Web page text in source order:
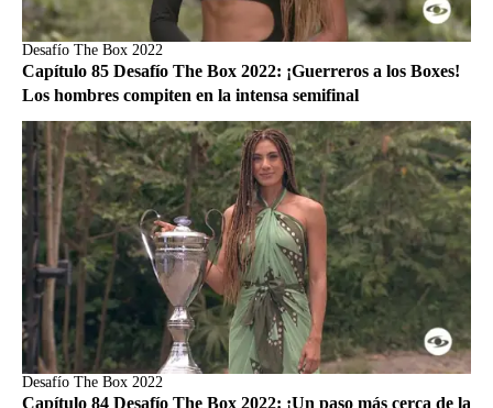
Desafío The Box 2022
Capítulo 85 Desafío The Box 2022: ¡Guerreros a los Boxes!
Los hombres compiten en la intensa semifinal
Desafío The Box 2022
Capítulo 84 Desafío The Box 2022: ¡Un paso más cerca de la